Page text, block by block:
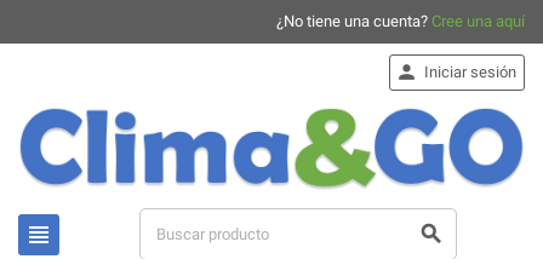
¿No tiene una cuenta? Cree una aquí
 
 Iniciar sesión